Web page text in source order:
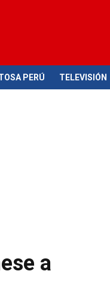
PERÚ TELEVISIÓN
a